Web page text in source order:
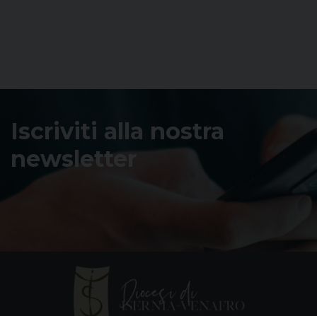
Iscriviti alla nostra
newsletter